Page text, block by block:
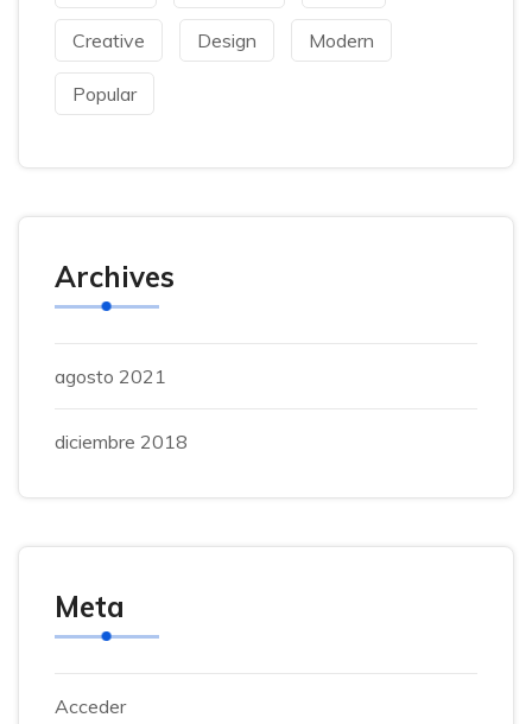
Creative Design Modern
Popular
Archives
agosto 2021
diciembre 2018
Meta
Acceder